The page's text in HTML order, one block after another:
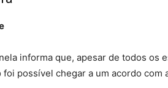
informa que, apesar de todos os
possível chegar a um acordo com a